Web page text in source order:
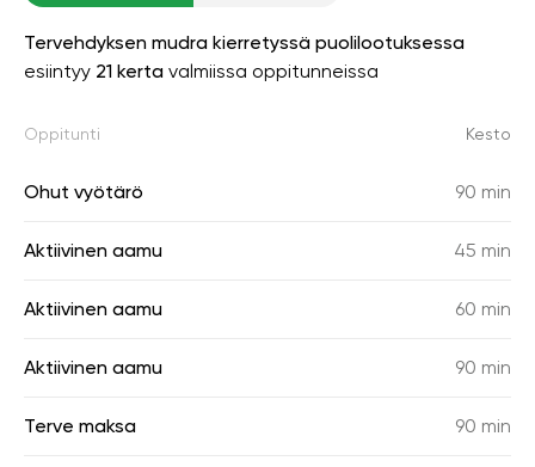
Tervehdyksen mudra kierretyssä puolilootuksessa
esiintyy 21 kerta valmiissa oppitunneissa
Oppitunti Kesto
Ohut vyötärö 90 min
Aktiivinen aamu 45 min
Aktiivinen aamu 60 min
Aktiivinen aamu 90 min
Terve maksa 90 min